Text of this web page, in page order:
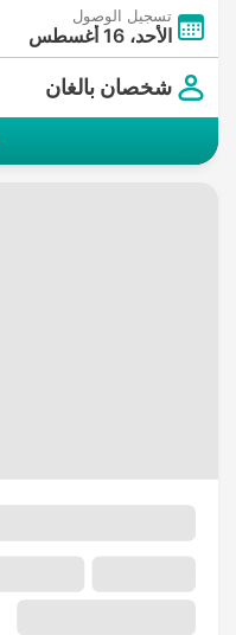
تسجيل الوصول
الأحد، 16 أغسطس
شخصان بالغان